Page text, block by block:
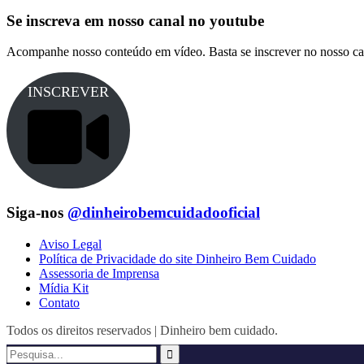
Se inscreva em nosso canal no youtube
Acompanhe nosso conteúdo em vídeo. Basta se inscrever no nosso
INSCREVER
Siga-nos @dinheirobemcuidadooficial
Aviso Legal
Política de Privacidade do site Dinheiro Bem Cuidado
Assessoria de Imprensa
Mídia Kit
Contato
Todos os direitos reservados | Dinheiro bem cuidado.